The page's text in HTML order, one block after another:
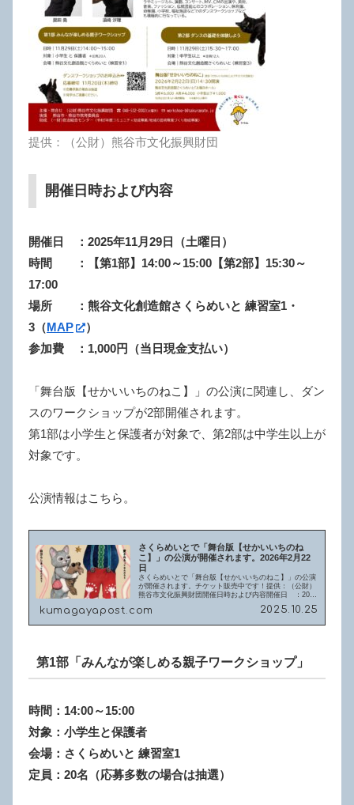
提供：（公財）熊谷市文化振興財団
開催日時および内容
開催日 ：2025年11月29 日（土曜日）
時間 ：【第1部】14:00～15:00【第2部】15:30～
17:00
場所 ：熊谷文化創造館さくらめいと 練習室1・
3 （MAP
）
参加費 ：1,000円（当日現金支払い）
「舞台版【せかいいちのねこ】」の公演に関連し、ダン
スのワークショップが2部開催されます。
第1部は小学生と保護者が対象で、第2部は中学生以上が
対象です。
公演情報はこちら。
さくらめいとで「舞台版【せかいいちのね
こ】」の公演が開催されます。2026年2月22
日
さくらめいとで「舞台版【せかいいちのねこ】」の公演
が開催されます。チケット販売中です！提供：（公財）
熊谷市文化振興財団開催日時および内容開催日 ：2026
年2月22日（日曜日）時間 ：14:30～（開場13:45）
場所 ：熊谷文化創造館...
kumagayapost.com 2025.10.25
第1部「みんなが楽しめる親子ワークショップ」
時間： 14:00～15:00
対象：小学生と保護者
会場： さくらめいと 練習室1
定員：20名（応募多数の場合は抽選）